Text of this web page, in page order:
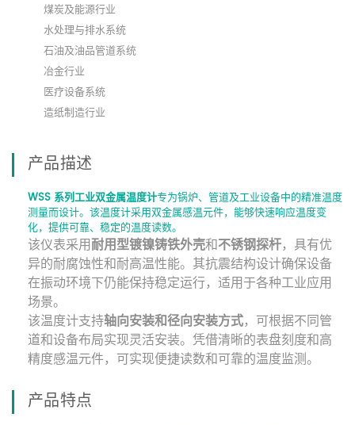
煤炭及能源行业
水处理与排水系统
石油及油品管道系统
冶金行业
医疗设备系统
造纸制造行业
产品描述
WSS 系列工业双金属温度计专为锅炉、管道及工业设备中的精准温度
测量而设计。该温度计采用双金属感温元件，能够快速响应温度变
化，提供可靠、稳定的温度读数。
该仪表采用耐用型镀镍铸铁外壳和不锈钢探杆，具有优
异的耐腐蚀性和耐高温性能。其抗震结构设计确保设备
在振动环境下仍能保持稳定运行，适用于各种工业应用
场景。
该温度计支持轴向安装和径向安装方式，可根据不同管
道和设备布局实现灵活安装。凭借清晰的表盘刻度和高
精度感温元件，可实现便捷读数和可靠的温度监测。
产品特点